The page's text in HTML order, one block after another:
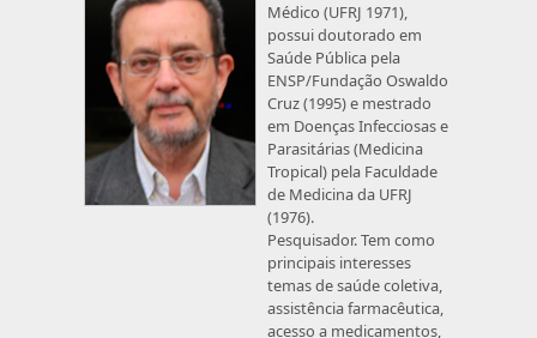
Médico (UFRJ 1971),
possui doutorado em
Saúde Pública pela
ENSP/Fundação Oswaldo
Cruz (1995) e mestrado
em Doenças Infecciosas e
Parasitárias (Medicina
Tropical) pela Faculdade
de Medicina da UFRJ
(1976).
Pesquisador. Tem como
principais interesses
temas de saúde coletiva,
assistência farmacêutica,
acesso a medicamentos,